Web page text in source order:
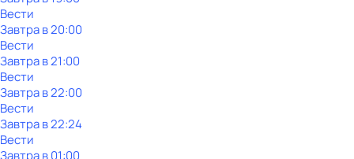
Вести
Завтра в 20:00
Вести
Завтра в 21:00
Вести
Завтра в 22:00
Вести
Завтра в 22:24
Вести
Завтра в 01:00